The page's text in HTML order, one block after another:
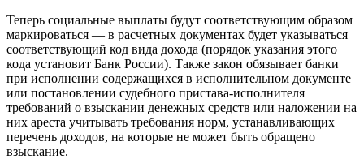
Теперь социальные выплаты будут соответствующим образом
маркироваться — в расчетных документах будет указываться
соответствующий код вида дохода (порядок указания этого
кода установит Банк России). Также закон обязывает банки
при исполнении содержащихся в исполнительном документе
или постановлении судебного пристава-исполнителя
требований о взыскании денежных средств или наложении на
них ареста учитывать требования норм, устанавливающих
перечень доходов, на которые не может быть обращено
взыскание.